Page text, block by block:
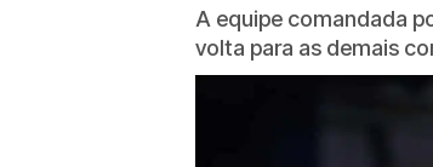
A equipe comandada
volta para as demais